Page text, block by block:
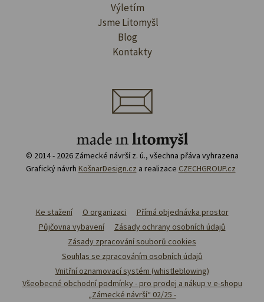
Výletím
Jsme Litomyšl
Blog
Kontakty
© 2014 - 2026 Zámecké návrší z. ú., všechna přáva vyhrazena
Grafický návrh KošnarDesign.cz a realizace CZECHGROUP.cz
Ke stažení O organizaci
Přímá objednávka prostor
Půjčovna vybavení
Zásady ochrany osobních údajů
Zásady zpracování souborů cookies
Souhlas se zpracováním osobních údajů
Vnitřní oznamovací systém (whistleblowing)
Všeobecné obchodní podmínky - pro prodej a nákup v e-shopu
„Zámecké návrší“ 02/25 -